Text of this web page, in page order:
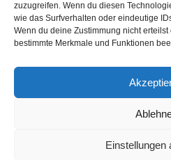
zuzugreifen. Wenn du diesen
wie das Surfverhalten oder eindeutige
Wenn du deine Zustimmung nicht
bestimmte Merkmale und Funktionen
Einstellungen
Datenschutzerklärung
Nutzungsbedingungen |
AGB